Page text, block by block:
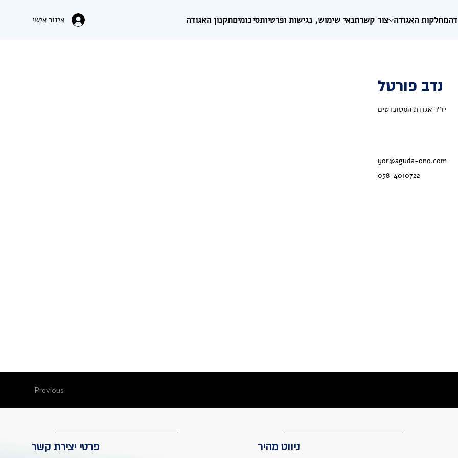
איזור אישי מחלקות האגודה צור קשרתנאי שימוש, נגישות ופרטיותסיכומיםתקנון האגודה
נדב פורטל
יו״ר אגודת הסטונדטים
yor@aguda-ono.com
058-4010722
Previous
ניווט מהיר פרטי יצירת קשר